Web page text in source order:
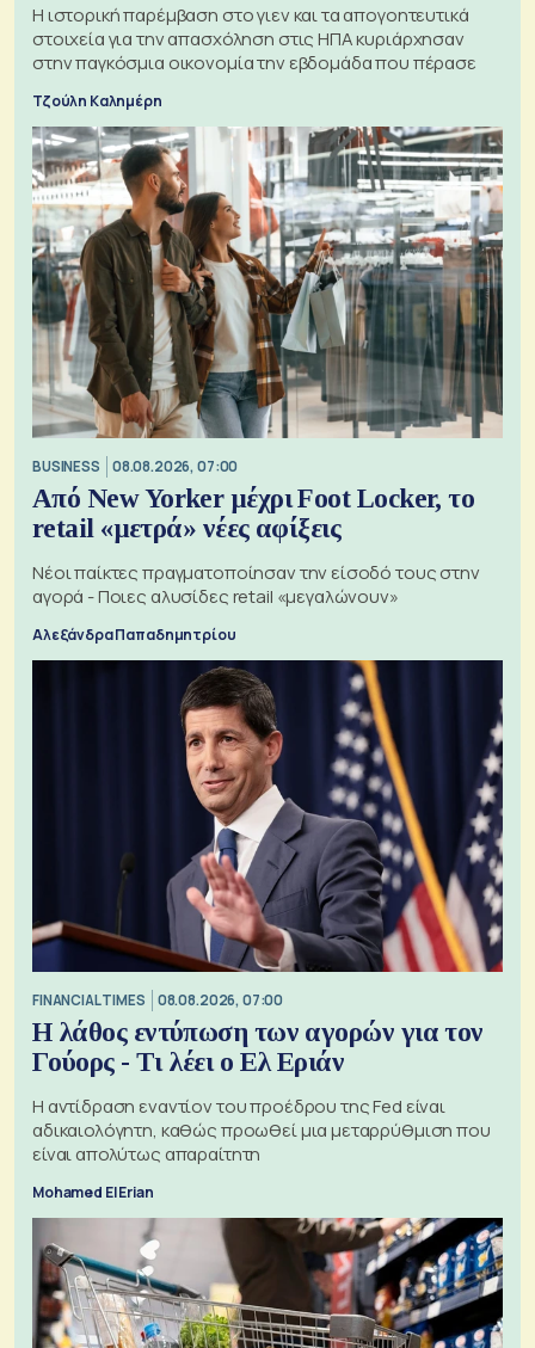
Η ιστορική παρέμβαση στο γιεν και τα απογοητευτικά
στοιχεία για την απασχόληση στις ΗΠΑ κυριάρχησαν
στην παγκόσμια οικονομία την εβδομάδα που πέρασε
Τζούλη Καλημέρη
BUSINESS 08.08.2026, 07:00
Από New Yorker μέχρι Foot Locker, το
retail «μετρά» νέες αφίξεις
Νέοι παίκτες πραγματοποίησαν την είσοδό τους στην
αγορά - Ποιες αλυσίδες retail «μεγαλώνουν»
Αλεξάνδρα Παπαδημητρίου
FINANCIAL TIMES 08.08.2026, 07:00
Η λάθος εντύπωση των αγορών για τον
Γούορς - Τι λέει ο Ελ Εριάν
Η αντίδραση εναντίον του προέδρου της Fed είναι
αδικαιολόγητη, καθώς προωθεί μια μεταρρύθμιση που
είναι απολύτως απαραίτητη
Mohamed El Erian